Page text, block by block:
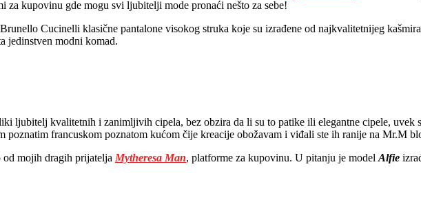
za kupovinu gde mogu svi ljubitelji mode pronaći nešto za sebe!
Cucinelli klasične pantalone visokog struka koje su izrađene od najkvalitetnijeg
jedinstven modni komad.
ljubitelj kvalitetnih i zanimljivih cipela, bez obzira da li su to patike ili elegantne cipele, uvek
poznatim francuskom poznatom kućom čije kreacije obožavam i viđali ste ih ranije na Mr.M
mojih dragih prijatelja Mytheresa Man, platforme za kupovinu. U pitanju je model Alfie